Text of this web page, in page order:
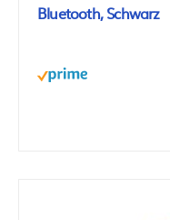
Bluetooth, Schwarz